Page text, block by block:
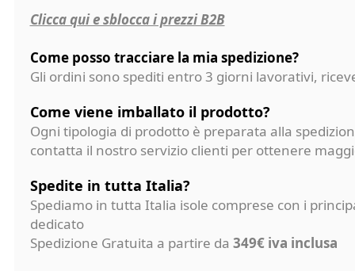
Clicca qui e sblocca i prezzi B2B
Come posso tracciare la mia spedizione?
Gli ordini sono spediti entro 3 giorni lavorativi,
Come viene imballato il prodotto?
Ogni tipologia di prodotto è preparata alla
contatta il nostro servizio clienti per ottenere
Spedite in tutta Italia?
Spediamo in tutta Italia isole comprese con i
dedicato
Spedizione Gratuita a partire da 349€ iva inclusa